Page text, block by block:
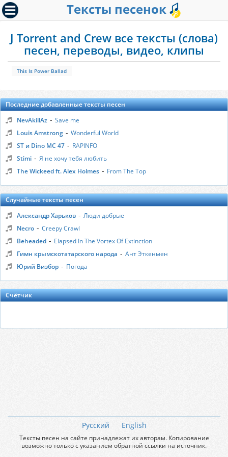
Тексты песенок
J Torrent and Crew все тексты (слова)
песен, переводы, видео, клипы
This Is Power Ballad
Последние добавленные тексты песен
NevAkillAz - Save me
Louis Amstrong - Wonderful World
ST и Dino MC 47 - RAPINFO
Stimi - Я не хочу тебя любить
The Wickeed ft. Alex Holmes - From The Top
Случайные тексты песен
Александр Харьков - Люди добрые
Necro - Creepy Crawl
Beheaded - Elapsed In The Vortex Of Extinction
Гимн крымскотатарского народа - Ант Эткенмен
Юрий Визбор - Погода
Счётчик
Русский English
Тексты песен на сайте принадлежат их авторам. Копирование
возможно только с указанием обратной ссылки на источник.